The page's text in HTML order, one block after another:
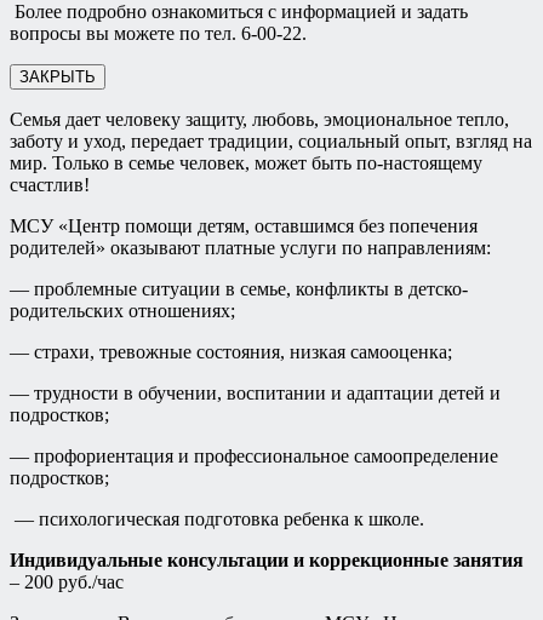
Более подробно ознакомиться с информацией и задать
вопросы вы можете по тел. 6-00-22.
ЗАКРЫТЬ
Семья дает человеку защиту, любовь, эмоциональное тепло,
заботу и уход, передает традиции, социальный опыт, взгляд на
мир. Только в семье человек, может быть по-настоящему
счастлив!
МСУ «Центр помощи детям, оставшимся без попечения
родителей» оказывают платные услуги по направлениям:
— проблемные ситуации в семье, конфликты в детско-
родительских отношениях;
— страхи, тревожные состояния, низкая самооценка;
— трудности в обучении, воспитании и адаптации детей и
подростков;
— профориентация и профессиональное самоопределение
подростков;
— психологическая подготовка ребенка к школе.
Индивидуальные консультации и коррекционные занятия
– 200 руб./час